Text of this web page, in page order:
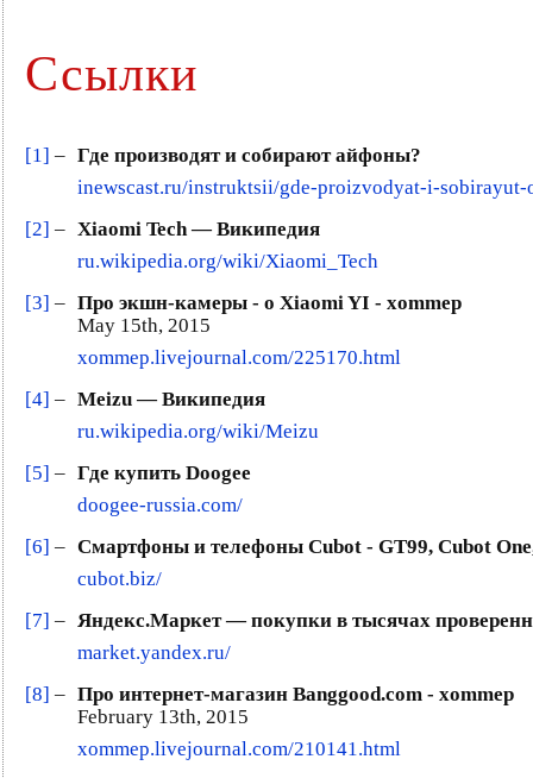
Ссылки
[1] – Где производят и собирают айфоны?
inewscast.ru/instruktsii/gde-proizvodyat-i-
[2] – Xiaomi Tech — Википедия
ru.wikipedia.org/wiki/Xiaomi_Tech
[3] – Про экшн-камеры - о Xiaomi YI - xommep
May 15th, 2015
xommep.livejournal.com/225170.html
[4] – Meizu — Википедия
ru.wikipedia.org/wiki/Meizu
[5] – Где купить Doogee
doogee-russia.com/
[6] – Смартфоны и телефоны Cubot - GT99, Cubot
cubot.biz/
[7] – Яндекс.Маркет — покупки в тысячах
market.yandex.ru/
[8] – Про интернет-магазин Banggood.com - xommep
February 13th, 2015
xommep.livejournal.com/210141.html